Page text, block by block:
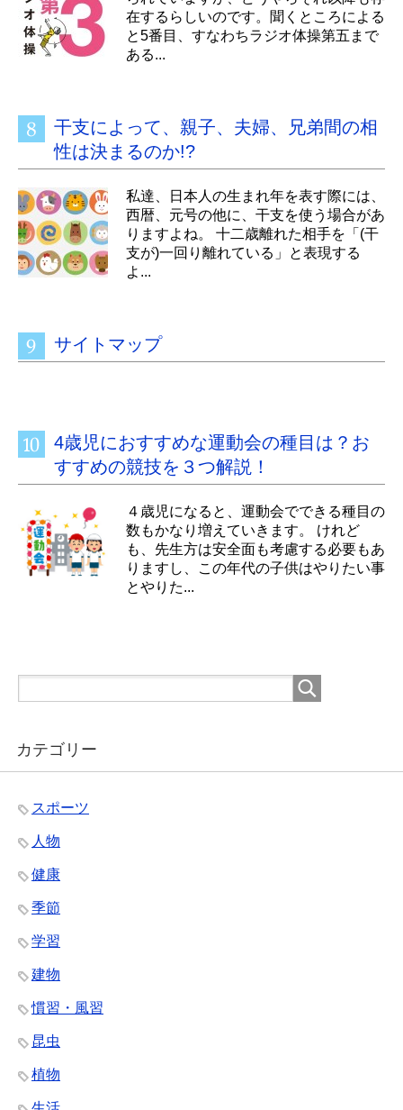
在するらしいのです。聞くところによる
と5番目、すなわちラジオ体操第五まで
ある...
干支によって、親子、夫婦、兄弟間の相
性は決まるのか!?
私達、日本人の生まれ年を表す際には、
西暦、元号の他に、干支を使う場合があ
りますよね。 十二歳離れた相手を「(干
支が)一回り離れている」と表現する
よ...
サイトマップ
4歳児におすすめな運動会の種目は？お
すすめの競技を３つ解説！
４歳児になると、運動会でできる種目の
数もかなり増えていきます。 けれど
も、先生方は安全面も考慮する必要もあ
りますし、この年代の子供はやりたい事
とやりた...
カテゴリー
スポーツ
人物
健康
季節
学習
建物
慣習・風習
昆虫
植物